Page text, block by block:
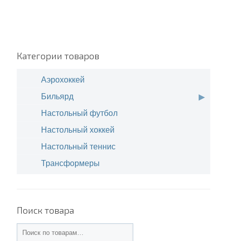
Категории товаров
Аэрохоккей
Бильярд
Настольный футбол
Настольный хоккей
Настольный теннис
Трансформеры
Поиск товара